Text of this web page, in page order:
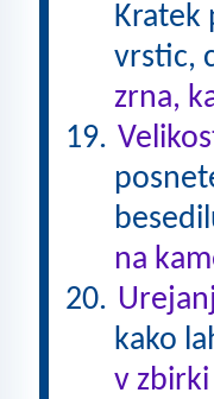
Kratek
vrstic,
zrna,
na
kako
v